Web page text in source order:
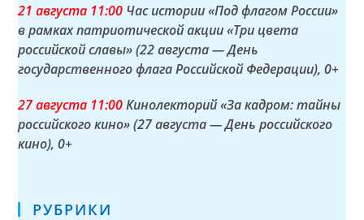
21 августа 11:00 Час истории «Под флагом России»
в рамках патриотической акции «Три цвета
российской славы» (22 августа — День
государственного флага Российской Федерации), 0+
27 августа 11:00Кинолекторий «За кадром: тайны
российского кино» (27 августа — День российского
кино), 0+
РУБРИКИ